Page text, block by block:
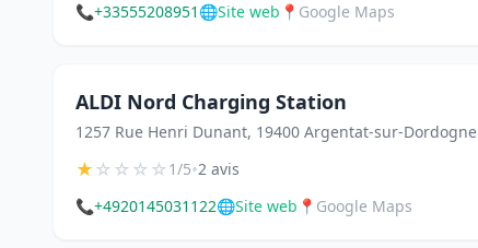
📞+33555208951 🌐Site web 📍 Google Maps
ALDI Nord Charging Station
1257 Rue Henri Dunant, 19400 Argentat-sur-Dordogne
★☆☆☆☆1/5•2 avis
📞+4920145031122🌐Site web 📍 Google Maps